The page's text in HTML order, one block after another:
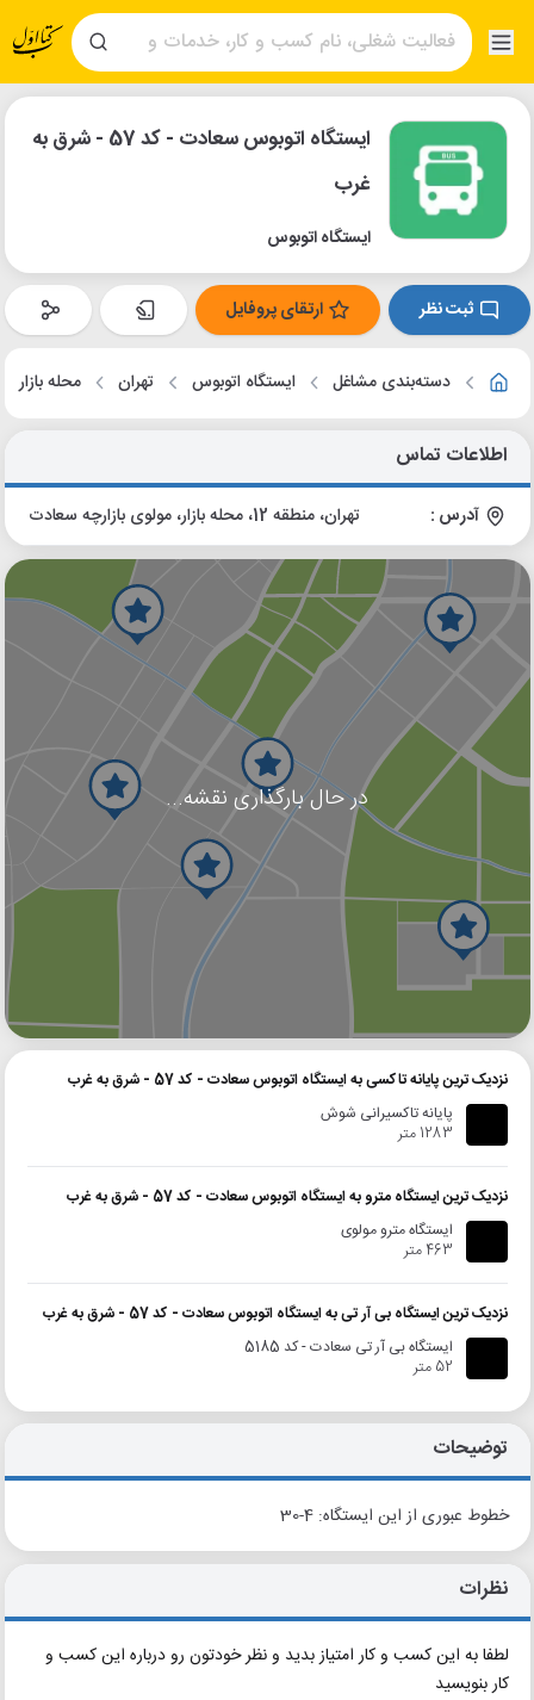
ایستگاه اتوبوس سعادت - کد 57 - شرق به
غرب
ایستگاه اتوبوس
ثبت نظر ارتقای پروفایل
دسته‌بندی مشاغل ایستگاه اتوبوس تهران محله بازار
اطلاعات تماس
آدرس : تهران، منطقه 12، محله بازار، مولوی بازارچه سعادت
در حال بارگذاری نقشه...
گوگل
نزدیک ترین پایانه تاکسی به ایستگاه اتوبوس سعادت - کد 57 - شرق به غرب
پایانه تاکسیرانی شوش
1283 متر
نزدیک ترین ایستگاه مترو به ایستگاه اتوبوس سعادت - کد 57 - شرق به غرب
ایستگاه مترو مولوی
463 متر
نزدیک ترین ایستگاه بی آر تی به ایستگاه اتوبوس سعادت - کد 57 - شرق به غرب
ایستگاه بی آر تی سعادت - کد 5185
52 متر
توضیحات
خطوط عبوری از این ایستگاه: 4-30
نظرات
لطفا به این کسب و کار امتیاز بدید و نظر خودتون رو درباره این کسب و
کار بنویسید